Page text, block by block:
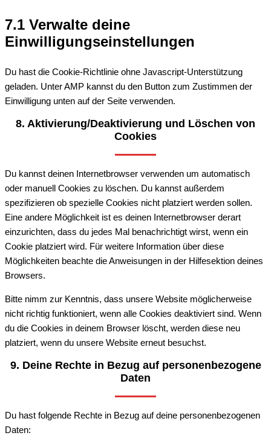
7.1 Verwalte deine
Einwilligungseinstellungen
Du hast die Cookie-Richtlinie ohne Javascript-Unterstützung
geladen. Unter AMP kannst du den Button zum Zustimmen der
Einwilligung unten auf der Seite verwenden.
8. Aktivierung/Deaktivierung und Löschen von
Cookies
Du kannst deinen Internetbrowser verwenden um automatisch
oder manuell Cookies zu löschen. Du kannst außerdem
spezifizieren ob spezielle Cookies nicht platziert werden sollen.
Eine andere Möglichkeit ist es deinen Internetbrowser derart
einzurichten, dass du jedes Mal benachrichtigt wirst, wenn ein
Cookie platziert wird. Für weitere Information über diese
Möglichkeiten beachte die Anweisungen in der Hilfesektion deines
Browsers.
Bitte nimm zur Kenntnis, dass unsere Website möglicherweise
nicht richtig funktioniert, wenn alle Cookies deaktiviert sind. Wenn
du die Cookies in deinem Browser löscht, werden diese neu
platziert, wenn du unsere Website erneut besuchst.
9. Deine Rechte in Bezug auf personenbezogene
Daten
Du hast folgende Rechte in Bezug auf deine personenbezogenen
Daten: